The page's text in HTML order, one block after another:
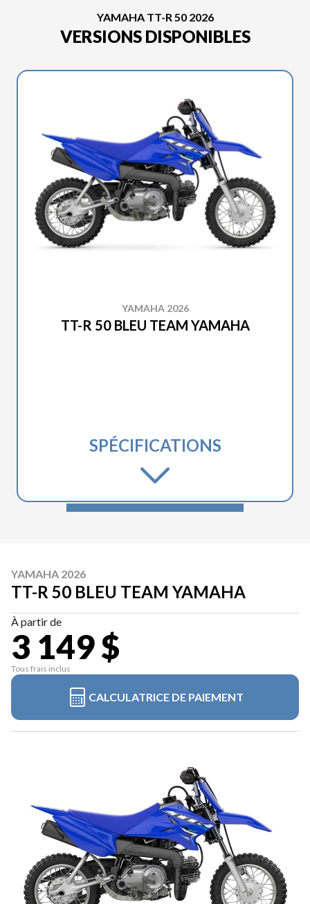
YAMAHA TT-R 50 2026
VERSIONS DISPONIBLES
YAMAHA 2026
TT-R 50 BLEU TEAM YAMAHA
SPÉCIFICATIONS
YAMAHA 2026
TT-R 50 BLEU TEAM YAMAHA
À partir de
3 149 $
Tous frais inclus
CALCULATRICE DE PAIEMENT